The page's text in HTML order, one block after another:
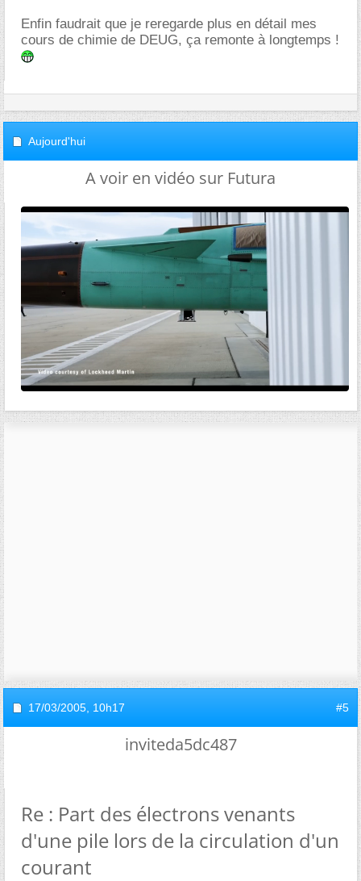
Enfin faudrait que je reregarde plus en détail mes
cours de chimie de DEUG, ça remonte à longtemps !
Aujourd'hui
A voir en vidéo sur Futura
17/03/2005, 10h17 #5
inviteda5dc487
Re : Part des électrons venants
d'une pile lors de la circulation d'un
courant